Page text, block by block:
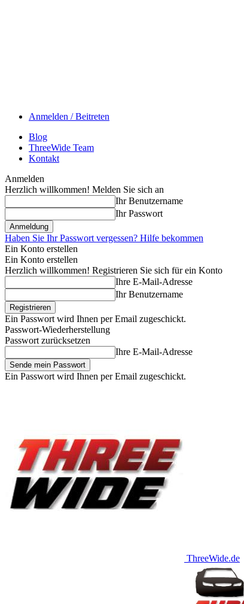
Anmelden / Beitreten
Blog
ThreeWide Team
Kontakt
Anmelden
Herzlich willkommen! Melden Sie sich an
Ihr Benutzername
Ihr Passwort
Haben Sie Ihr Passwort vergessen? Hilfe bekommen
Ein Konto erstellen
Ein Konto erstellen
Herzlich willkommen! Registrieren Sie sich für ein Konto
Ihre E-Mail-Adresse
Ihr Benutzername
Ein Passwort wird Ihnen per Email zugeschickt.
Passwort-Wiederherstellung
Passwort zurücksetzen
Ihre E-Mail-Adresse
Ein Passwort wird Ihnen per Email zugeschickt.
ThreeWide.de